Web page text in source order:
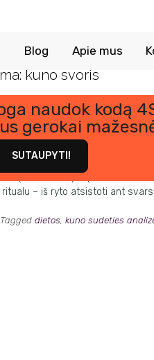
Blog Apie mus
naudok kodą
gerokai
SUTAUPYTI!
kuno svoris
jūsų svoris gali svyruoti
pradėti nuo klausimo –
– iš ryto atsistoti ant
Taggeddietos,kuno sudeties